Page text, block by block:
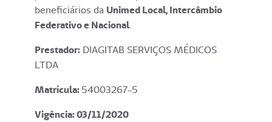
beneficiários da Unimed Local, Intercâmbio
Federativo e Nacional.
Prestador: DIAGITAB SERVIÇOS MÉDICOS
LTDA
Matrícula:54003267-5
Vigência: 03/11/2020